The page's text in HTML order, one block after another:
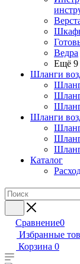
Ведра
Ещё 9
Шланги
Шланги
Каталог
Сравнение0
Избранные
Корзина 0